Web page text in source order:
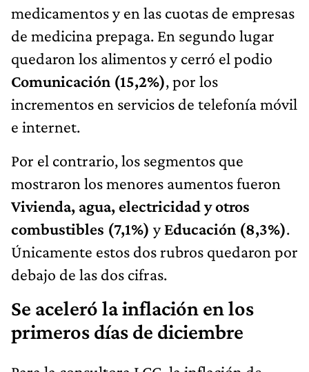
medicamentos y en las cuotas de empresas
de medicina prepaga. En segundo lugar
quedaron los alimentos y cerró el podio
Comunicación (15,2%), por los
incrementos en servicios de telefonía móvil
e internet.
Por el contrario, los segmentos que
mostraron los menores aumentos fueron
Vivienda, agua, electricidad y otros
combustibles (7,1%) yEducación (8,3%).
Únicamente estos dos rubros quedaron por
debajo de las dos cifras.
Se aceleró la inflación en los
primeros días de diciembre